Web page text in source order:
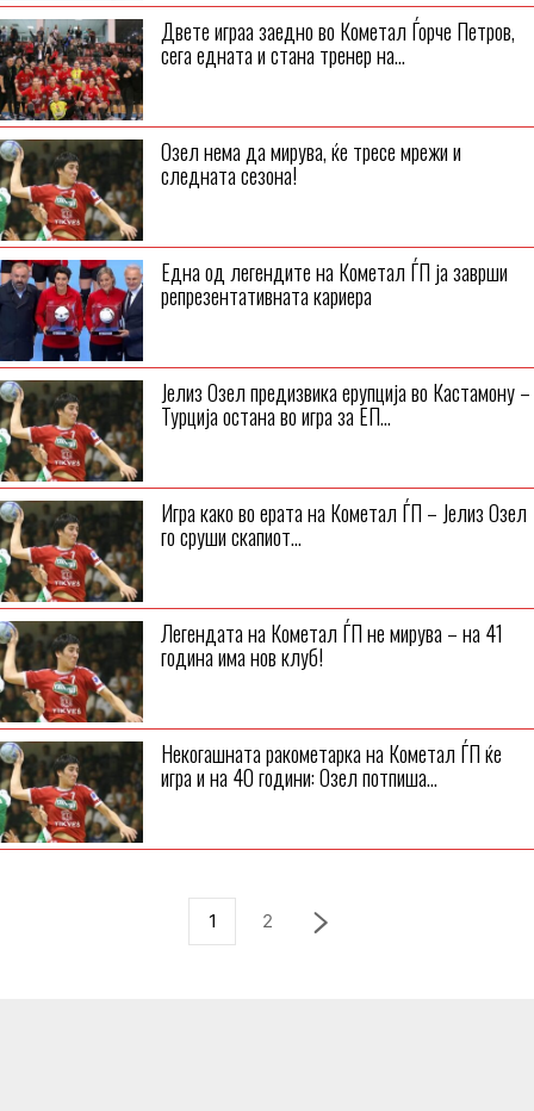
Двете играа заедно во Кометал Ѓорче Петров,
сега едната и стана тренер на...
Озел нема да мирува, ќе тресе мрежи и
следната сезона!
Една од легендите на Кометал ЃП ја заврши
репрезентативната кариера
Јелиз Озел предизвика ерупција во Кастамону –
Турција остана во игра за ЕП...
Игра како во ерата на Кометал ЃП – Јелиз Озел
го сруши скапиот...
Легендата на Кометал ЃП не мирува – на 41
година има нов клуб!
Некогашната ракометарка на Кометал ЃП ќе
игра и на 40 години: Озел потпиша...
1 2